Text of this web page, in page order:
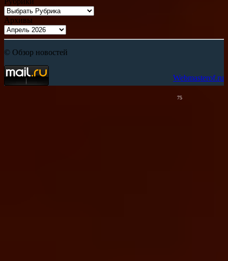
Архивы
© Обзор новостей
Webmasterof.ru